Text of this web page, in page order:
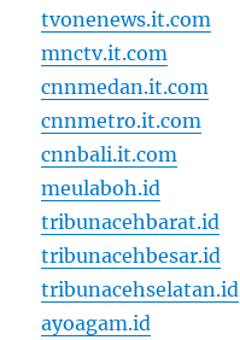
tvonenews.it.com
mnctv.it.com
cnnmedan.it.com
cnnmetro.it.com
cnnbali.it.com
meulaboh.id
tribunacehbarat.id
tribunacehbesar.id
tribunacehselatan.id
ayoagam.id